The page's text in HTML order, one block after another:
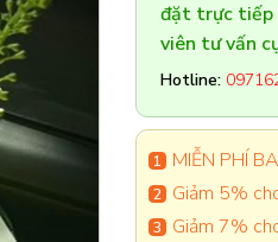
đặt trực tiếp
viên tư vấn
Hotline:
MIỄN PHÍ
Giảm 5%
Giảm 7%